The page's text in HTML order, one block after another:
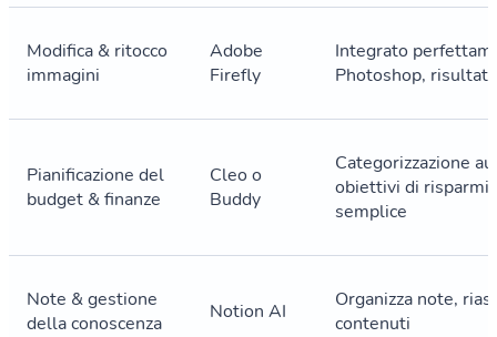
Modifica & ritocco
immagini
Adobe
Firefly
Integrato
Photoshop,
Pianificazione del
budget & finanze
Cleo o
Buddy
Categorizzazione
obiettivi di
semplice
Note & gestione
della conoscenza
Notion AI
Organizza note,
contenuti